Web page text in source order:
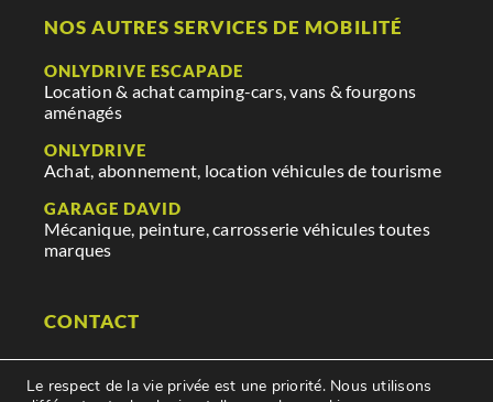
NOS AUTRES SERVICES DE MOBILITÉ
ONLYDRIVE ESCAPADE
Location & achat camping-cars, vans & fourgons
aménagés
ONLYDRIVE
Achat, abonnement, location véhicules de tourisme
GARAGE DAVID
Mécanique, peinture, carrosserie véhicules toutes
marques
CONTACT
29 rue des mauges
85250 Saint Fulgent
Le respect de la vie privée est une priorité. Nous utilisons